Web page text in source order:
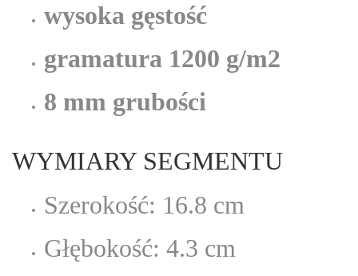
wysoka gęstość
gramatura 1200 g/m2
8 mm grubości
WYMIARY SEGMENTU
Szerokość: 16.8 cm
Głębokość: 4.3 cm